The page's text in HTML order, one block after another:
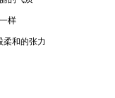
样
柔和的张力